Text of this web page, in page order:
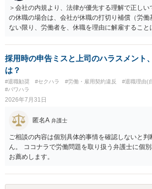
費・未回収費用のみ」に限定する、などが典型
前に契約書の内容をレビューしてもらう価値は十
す。 争点は、契約類型が雇用か業務委託か、実態
るか、解除事由が双方にどう定められているか、
合理的か、という複数論点に分かれます。契約前
バランスの問題もありますが、修正余地があるう
コストを抑えやすいので、資料等を持参の上弁護
をお勧めします。 ・事務所側の解除でも、解除理
ト側に損害賠償が発生する建付けになっているこ
し、事務所側が一方的に解除したのにタレントへ
は、合理性や対価性を欠くとして争いやすいです
の重大な契約違反がある場合は、実損害の範囲で
あります。
＞会社の内規より、法律が優先する理解で正し
の休職の場合は、会社が休職の打切り補償（労働
ない限り、労働者を、休職を理由に解雇するこ
期間満了による退職は、業務労災への適用はあり
ください。 仮に会社が打切り補償をせずに解雇
に当たります。 ＞労災の休業補償と、所得補償保
に、受け取れる金銭はありますでしょうか？ 業務
の安全配慮義務違反が認められると解されますの
責任（治療費、通院慰謝料、入院費、入院慰謝料
災での第三者行為傷害（同僚の不注意等による事
第三者の賠償責任も考えられます。 労災で支払
ら控除（損益相殺）されますが、それを超えた部
は、第三者から支払ってもらうことになります
要になると思います（良い会社でしたら、自ら
の弁護士にご相談ください。 以上、ご参考まで。
採用時の申告ミスと上司のハラスメント
は？
#退職勧奨 #セクハラ #労働・雇用契約違反
#退職理由(
#パワハラ
2026年7月31日
匿名A 弁護士
ご相談の内容は個別具体的事情を確認しないと
ん。 ココナラで労働問題を取り扱う弁護士に個
お薦めします。